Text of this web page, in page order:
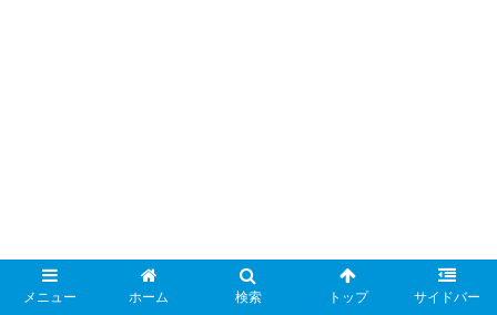
メニュー ホーム 検索 トップ サイドバー